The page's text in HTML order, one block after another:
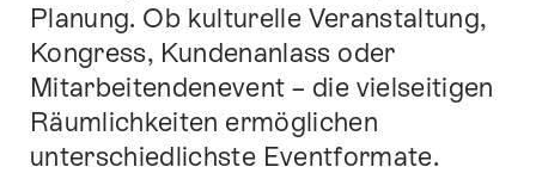
Planung. Ob kulturelle Veranstaltung,
Kongress, Kundenanlass oder
Mitarbeitendenevent – die vielseitigen
Räumlichkeiten ermöglichen
unterschiedlichste Eventformate.